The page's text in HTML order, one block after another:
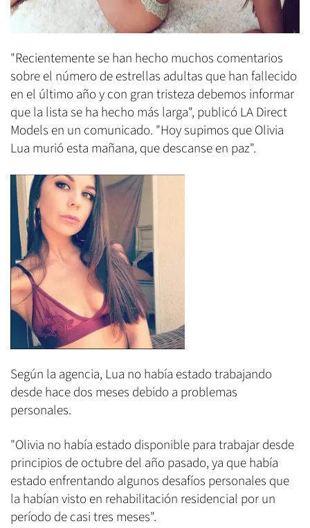
"Recientemente se han hecho muchos comentarios
sobre el número de estrellas adultas que han fallecido
en el último año y con gran tristeza debemos informar
que la lista se ha hecho más larga", publicó LA Direct
Models en un comunicado. "Hoy supimos que Olivia
Lua murió esta mañana, que descanse en paz".
Según la agencia, Lua no había estado trabajando
desde hace dos meses debido a problemas
personales.
"Olivia no había estado disponible para trabajar desde
principios de octubre del año pasado, ya que había
estado enfrentando algunos desafíos personales que
la habían visto en rehabilitación residencial por un
período de casi tres meses".